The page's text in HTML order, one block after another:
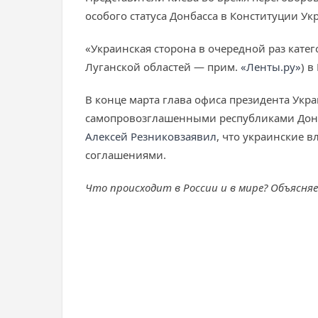
особого статуса Донбасса в Конституции
«Украинская сторона в очередной раз
Луганской областей — прим. «Ленты.ру») в
В конце марта глава офиса президента
самопровозглашенными республиками
Алексей Резниковзаявил, что украинские
соглашениями.
Что происходит в России и в мире?